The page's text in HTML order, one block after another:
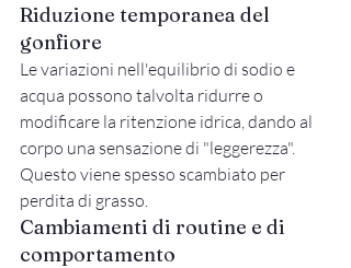
Riduzione temporanea del
gonfiore
Le variazioni nell'equilibrio di sodio e
acqua possono talvolta ridurre o
modificare la ritenzione idrica, dando al
corpo una sensazione di "leggerezza".
Questo viene spesso scambiato per
perdita di grasso.
Cambiamenti di routine e di
comportamento